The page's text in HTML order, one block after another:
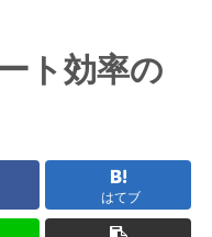
ト効率の
はてブ